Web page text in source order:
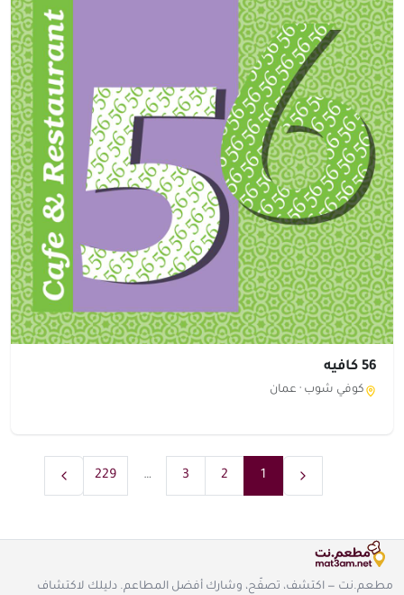
56 كافيه
كوفي شوب · عمان
1
2
3
…
229
مطعم.نت — اكتشف، تصفّح، وشارك أفضل المطاعم. دليلك لاكتشاف